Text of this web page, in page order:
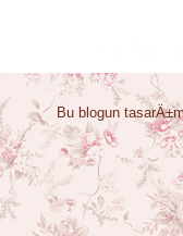
Bu blogun